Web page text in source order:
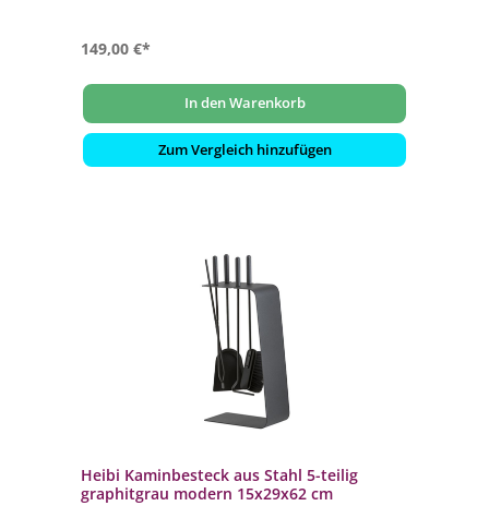
149,00 €*
In den Warenkorb
Zum Vergleich hinzufügen
Heibi Kaminbesteck aus Stahl 5-teilig
graphitgrau modern 15x29x62 cm